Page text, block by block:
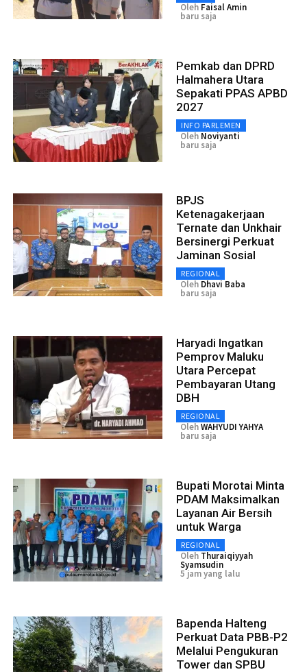
Oleh Faisal Amin
baru saja
Pemkab dan DPRD
Halmahera Utara
Sepakati PPAS APBD
2027
INFO PARLEMEN
Oleh Noviyanti
baru saja
BPJS
Ketenagakerjaan
Ternate dan Unkhair
Bersinergi Perkuat
Jaminan Sosial
REGIONAL
Oleh Dhavi Baba
baru saja
Haryadi Ingatkan
Pemprov Maluku
Utara Percepat
Pembayaran Utang
DBH
REGIONAL
OlehWAHYUDI YAHYA
baru saja
Bupati Morotai Minta
PDAM Maksimalkan
Layanan Air Bersih
untuk Warga
REGIONAL
Oleh Thuraiqiyyah
Syamsudin
5 jam yang lalu
Bapenda Halteng
Perkuat Data PBB-P2
Melalui Pengukuran
Tower dan SPBU